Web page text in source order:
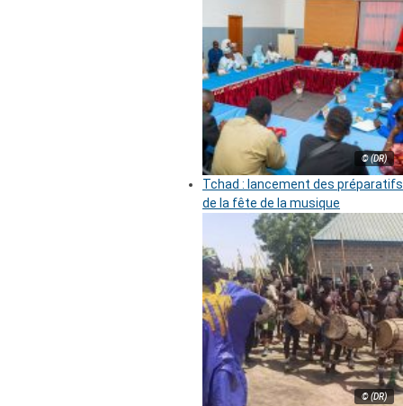
© (DR)
Tchad : lancement des préparatifs
de la fête de la musique
© (DR)